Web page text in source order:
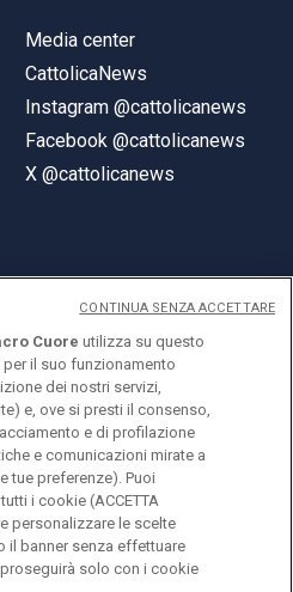
Media center
CattolicaNews
Instagram @cattolicanews
Facebook @cattolicanews
X @cattolicanews
Cuore
Cuore utilizza su questo
il suo funzionamento
dei nostri servizi,
e, ove si presti il consenso,
e di profilazione
e comunicazioni mirate a
tue preferenze). Puoi
i cookie (ACCETTA
personalizzare le scelte
il banner senza effettuare
solo con i cookie
CONTINUA SENZA ACCETTARE